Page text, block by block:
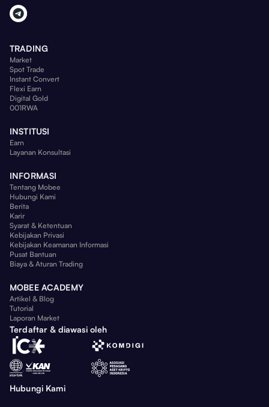
TRADING
Market
Spot Trade
Instant Convert
Flexi Earn
Digital Gold
001RWA
INSTITUSI
Earn
Layanan Konsultasi
INFORMASI
Tentang Mobee
Hubungi Kami
Berita
Karir
Syarat & Ketentuan
Kebijakan Privasi
Kebijakan Keamanan Informasi
Pusat Bantuan
Biaya & Aturan Trading
MOBEE ACADEMY
Artikel & Blog
Tutorial
Laporan Market
Terdaftar & diawasi oleh
Hubungi Kami